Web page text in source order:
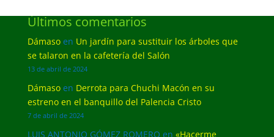
Últimos comentarios
Dámasoen Un jardín para sustituir los árboles que
se talaron en la cafetería del Salón
13 de abril de 2024
Dámasoen Derrota para Chuchi Macón en su
estreno en el banquillo del Palencia Cristo
7 de abril de 2024
LUIS ANTONIO GÓMEZ ROMERO en «Hacerme